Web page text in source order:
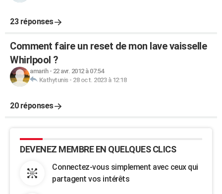
23 réponses
Comment faire un reset de mon lave vaisselle
Whirlpool ?
amarih- 22 avr. 2012 à 07:54
Kathytunis- 28 oct. 2023 à 12:18
20 réponses
DEVENEZ MEMBRE EN QUELQUES CLICS
Connectez-vous simplement avec ceux qui
partagent vos intérêts